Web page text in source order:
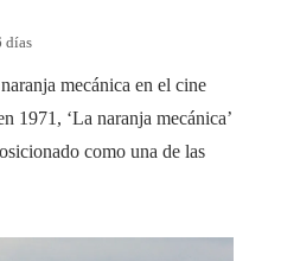
días
mecánica en el cine
1971, ‘La naranja mecánica’
como una de las